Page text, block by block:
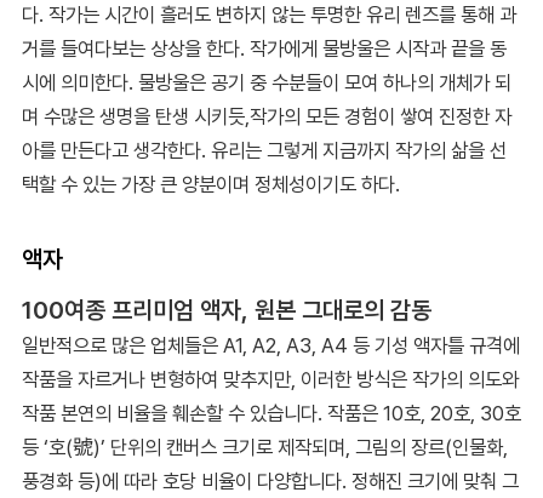
다. 작가는 시간이 흘러도 변하지 않는 투명한 유리 렌즈를 통해 과
거를 들여다보는 상상을 한다. 작가에게 물방울은 시작과 끝을 동
시에 의미한다. 물방울은 공기 중 수분들이 모여 하나의 개체가 되
며 수많은 생명을 탄생 시키듯,작가의 모든 경험이 쌓여 진정한 자
아를 만든다고 생각한다. 유리는 그렇게 지금까지 작가의 삶을 선
택할 수 있는 가장 큰 양분이며 정체성이기도 하다.
액자
100여종 프리미엄 액자, 원본 그대로의 감동
일반적으로 많은 업체들은 A1, A2, A3, A4 등 기성 액자틀 규격에
작품을 자르거나 변형하여 맞추지만, 이러한 방식은 작가의 의도와
작품 본연의 비율을 훼손할 수 있습니다. 작품은 10호, 20호, 30호
등 ‘호(號)’ 단위의 캔버스 크기로 제작되며, 그림의 장르(인물화,
풍경화 등)에 따라 호당 비율이 다양합니다. 정해진 크기에 맞춰 그